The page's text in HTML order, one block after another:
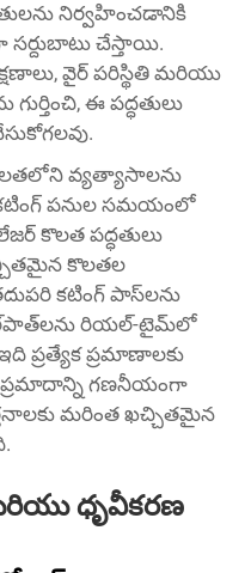
నిర్వహించడానికి
చేస్తాయి.
వైర్ పరిస్థితి మరియు
ఈ పద్ధతులు
వ్యత్యాసాలను
పనుల సమయంలో
కొలత పద్ధతులు
కొలతల
కటింగ్ పాస్‌లను
రియల్-టైమ్‌లో
ప్రత్యేక ప్రమాణాలకు
గణనీయంగా
మరింత ఖచ్చితమైన
ధృవీకరణ